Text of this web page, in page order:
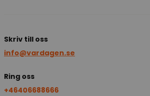
Skriv till oss
info@vardagen.se
Ring oss
+46406688666